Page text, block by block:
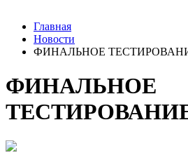
Главная
Новости
ФИНАЛЬНОЕ
ФИНАЛЬНОЕ